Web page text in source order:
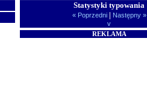
Statystyki typowania
« Poprzedni | Następny »
v
REKLAMA